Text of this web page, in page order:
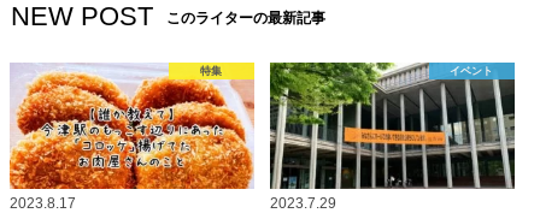
NEW POST このライターの最新記事
特集
2023.8.17
イベント
2023.7.29